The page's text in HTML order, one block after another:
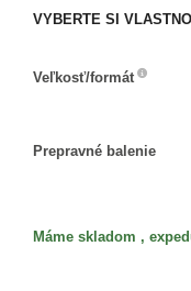
VYBERTE SI
Veľkosť/formát
Prepravné balenie
Máme skladom ,